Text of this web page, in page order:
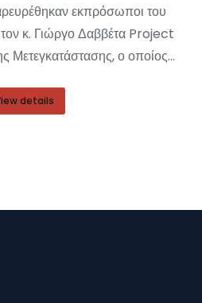
εκπρόσωποι του
κ. Γιώργο Δαββέτα Project
Μετεγκατάστασης, ο οποίος…
details